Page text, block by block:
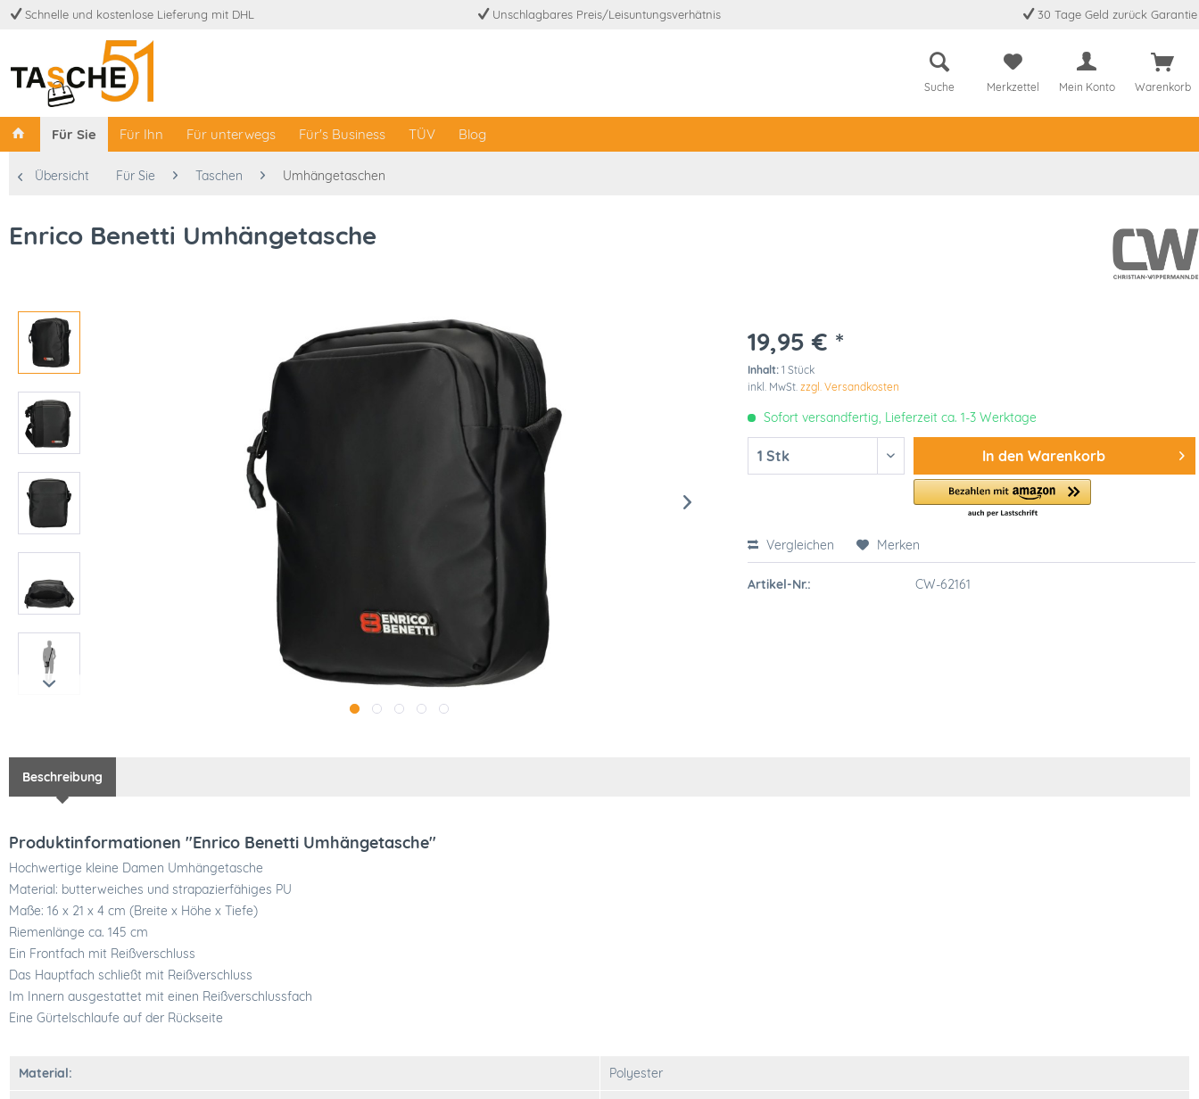
Schnelle und kostenlose Lieferung mit DHL Unschlagbares Preis/Leisuntungsverhätnis 30 Tage Geld zurück Garantie
Suche Merkzettel Mein Konto Warenkorb
Für Sie Für Ihn Für unterwegs Für's Business TÜV Blog
Übersicht Für Sie Taschen Umhängetaschen
Enrico Benetti Umhängetasche
19,95 € *
Inhalt:1 Stück
inkl. MwSt.zzgl. Versandkosten
Sofort versandfertig, Lieferzeit ca. 1-3 Werktage
In den Warenkorb
Vergleichen Merken
Artikel-Nr.: CW-62161
Beschreibung
Produktinformationen "Enrico Benetti Umhängetasche"
Hochwertige kleine Damen Umhängetasche
Material: butterweiches und strapazierfähiges PU
Maße: 16 x 21 x 4 cm (Breite x Höhe x Tiefe)
Riemenlänge ca. 145 cm
Ein Frontfach mit Reißverschluss
Das Hauptfach schließt mit Reißverschluss
Im Innern ausgestattet mit einen Reißverschlussfach
Eine Gürtelschlaufe auf der Rückseite
Material: Polyester